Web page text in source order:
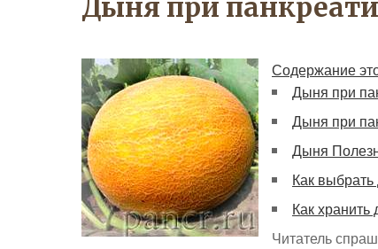
Дыня при
Содержание
Дыня при
Дыня при
Дыня
Как
Как
Читатель